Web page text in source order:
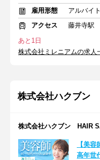
雇用形態
アルバイ
アクセス
藤井寺駅
あと1日
株式会社ミレニアムの求人
株式会社ハクブン
株式会社ハクブン HAIR
【美
高年世